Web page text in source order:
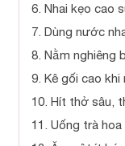
6. Nhai kẹo cao
7. Dùng nước
8. Nằm nghiêng
9. Kê gối cao khi
10. Hít thở sâu,
11. Uống trà hoa